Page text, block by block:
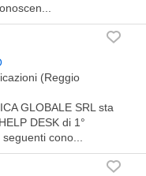
(Reggio
GLOBALE SRL sta
DESK di 1°
cono...